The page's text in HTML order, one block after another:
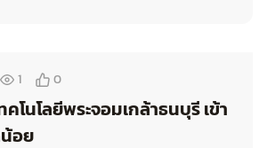
1 0
โนโลยีพระจอมเกล้าธนบุรี เข้า
อย